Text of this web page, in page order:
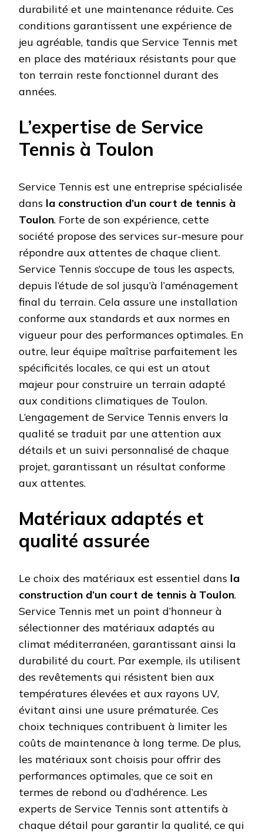
durabilité et une maintenance réduite. Ces
conditions garantissent une expérience de
jeu agréable, tandis que Service Tennis met
en place des matériaux résistants pour que
ton terrain reste fonctionnel durant des
années.
L’expertise de Service
Tennis à Toulon
Service Tennis est une entreprise spécialisée
dans la construction d’un court de tennis à
Toulon. Forte de son expérience, cette
société propose des services sur-mesure pour
répondre aux attentes de chaque client.
Service Tennis s’occupe de tous les aspects,
depuis l’étude de sol jusqu’à l’aménagement
final du terrain. Cela assure une installation
conforme aux standards et aux normes en
vigueur pour des performances optimales. En
outre, leur équipe maîtrise parfaitement les
spécificités locales, ce qui est un atout
majeur pour construire un terrain adapté
aux conditions climatiques de Toulon.
L’engagement de Service Tennis envers la
qualité se traduit par une attention aux
détails et un suivi personnalisé de chaque
projet, garantissant un résultat conforme
aux attentes.
Matériaux adaptés et
qualité assurée
Le choix des matériaux est essentiel dans la
construction d’un court de tennis à Toulon.
Service Tennis met un point d’honneur à
sélectionner des matériaux adaptés au
climat méditerranéen, garantissant ainsi la
durabilité du court. Par exemple, ils utilisent
des revêtements qui résistent bien aux
températures élevées et aux rayons UV,
évitant ainsi une usure prématurée. Ces
choix techniques contribuent à limiter les
coûts de maintenance à long terme. De plus,
les matériaux sont choisis pour offrir des
performances optimales, que ce soit en
termes de rebond ou d’adhérence. Les
experts de Service Tennis sont attentifs à
chaque détail pour garantir la qualité, ce qui